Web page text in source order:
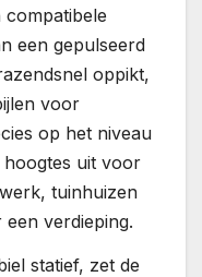
een gepulseerd
oppikt,
voor
op het niveau
hoogtes uit voor
tuinhuizen
verdieping.
statief, zet de